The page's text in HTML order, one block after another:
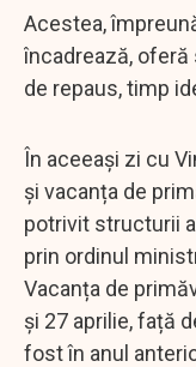
Acestea,
încadrează,
de repaus, timp
În aceeași zi cu
și vacanța de
potrivit structurii
prin ordinul
Vacanța de
și 27 aprilie, față
fost în anul